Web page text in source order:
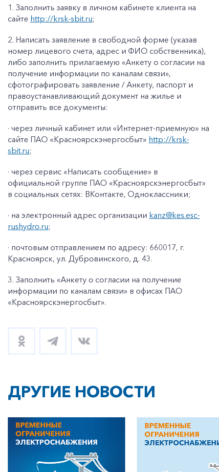
1. Заполнить заявку в личном кабинете клиента на
сайте http://krsk-sbit.ru;
2. Написать заявление в свободной форме (указав
номер лицевого счета, адрес и ФИО собственника),
либо заполнить прилагаемую «Анкету о согласии на
получение информации по каналам связи»,
сфотографировать заявление / Анкету, паспорт и
правоустанавливающий документ на жилье и
отправить все документы:
· через личный кабинет или «Интернет-приемную» на
сайте ПАО «Красноярскэнергосбыт» http://krsk-
sbit.ru;
· через сервис «Написать сообщение» в
официальной группе ПАО «Красноярскэнергосбыт»
в социальных сетях: ВКонтакте, Одноклассники;
· на электронный адрес организации kanz@kes.esc-
rushydro.ru;
· почтовым отправлением по адресу: 660017, г.
Красноярск, ул. Дубровинского, д. 43.
3. Заполнить «Анкету о согласии на получение
информации по каналам связи» в офисах ПАО
«Красноярскэнергосбыт».
ДРУГИЕ НОВОСТИ